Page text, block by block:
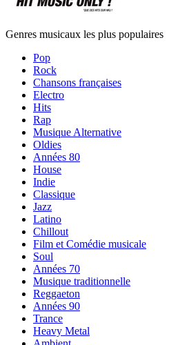
Genres musicaux les plus populaires
Pop
Rock
Chansons françaises
Electro
Hits
Rap
Musique Alternative
Oldies
Années 80
House
Indie
Classique
Jazz
Latino
Chillout
Film et Comédie musicale
Soul
Années 70
Musique traditionnelle
Reggaeton
Années 90
Trance
Heavy Metal